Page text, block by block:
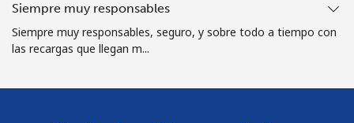
Siempre muy responsables
Siempre muy responsables, seguro, y sobre todo a tiempo con
las recargas que llegan m...